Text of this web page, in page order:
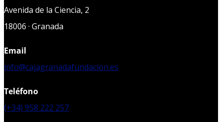
Avenida de la Ciencia, 2
18006 · Granada
Email
info@cajagranadafundacion.es
Teléfono
(+34) 958 222 257